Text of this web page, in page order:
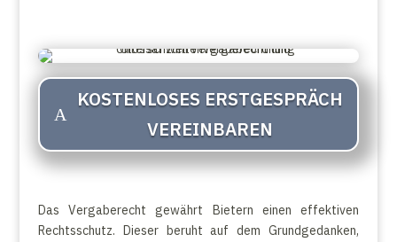
KOSTENLOSES ERSTGESPRÄCH
VEREINBAREN
Das Vergaberecht gewährt Bietern einen effektiven
Rechtsschutz. Dieser beruht auf dem Grundgedanken,